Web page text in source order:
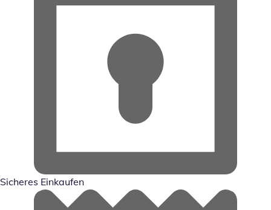
Sicheres Einkaufen